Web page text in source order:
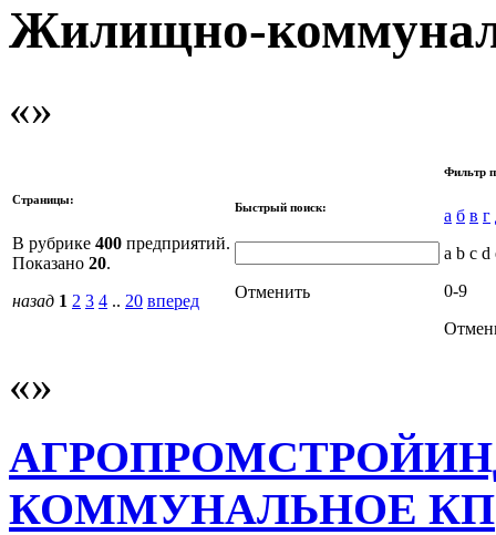
Жилищно-
Страницы:
В рубрике 400 предприятий.
Показано 20.
назад 1 2 3 4 .. 20 вперед
Быстрый поиск:
Отменить
Фильтр
а б в г
a b c
0-9
КОММУНАЛЬНОЕ КП